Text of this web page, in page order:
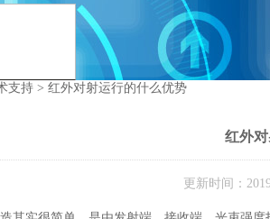
支持 > 红外对射运行的什么优势
红外
更新时间：